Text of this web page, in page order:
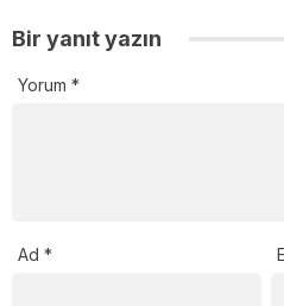
Bir yanıt yazın
Yorum *
Ad *